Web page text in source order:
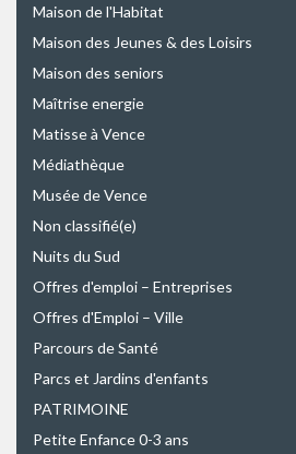
Maison de l'Habitat
Maison des Jeunes & des Loisirs
Maison des seniors
Maîtrise energie
Matisse à Vence
Médiathèque
Musée de Vence
Non classifié(e)
Nuits du Sud
Offres d'emploi – Entreprises
Offres d'Emploi – Ville
Parcours de Santé
Parcs et Jardins d'enfants
PATRIMOINE
Petite Enfance 0-3 ans